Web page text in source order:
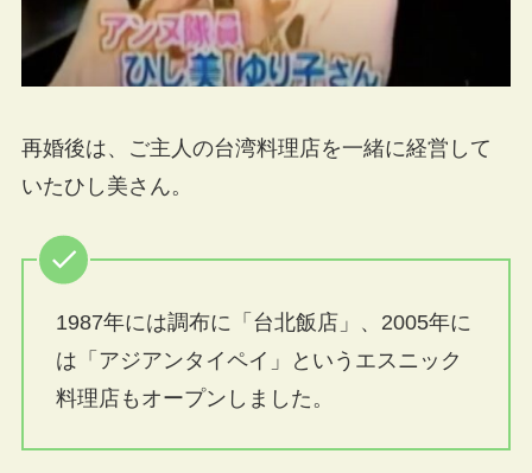
再婚後は、ご主人の台湾料理店を一緒に経営して
いたひし美さん。
1987年には調布に「台北飯店」、2005年に
は「アジアンタイペイ」というエスニック
料理店もオープンしました。